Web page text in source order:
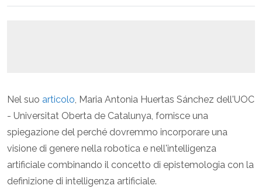
Nel suo articolo, Maria Antonia Huertas Sánchez dell'UOC
- Universitat Oberta de Catalunya, fornisce una
spiegazione del perché dovremmo incorporare una
visione di genere nella robotica e nell'intelligenza
artificiale combinando il concetto di epistemologia con la
definizione di intelligenza artificiale.